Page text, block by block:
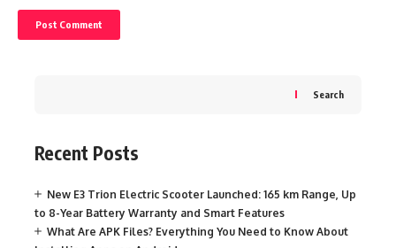
Search
Recent Posts
New E3 Trion Electric Scooter Launched: 165 km Range, Up
to 8-Year Battery Warranty and Smart Features
What Are APK Files? Everything You Need to Know About